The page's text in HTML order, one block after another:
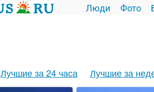
Люди Фото
Лучшие за 24 часа Лучшие за